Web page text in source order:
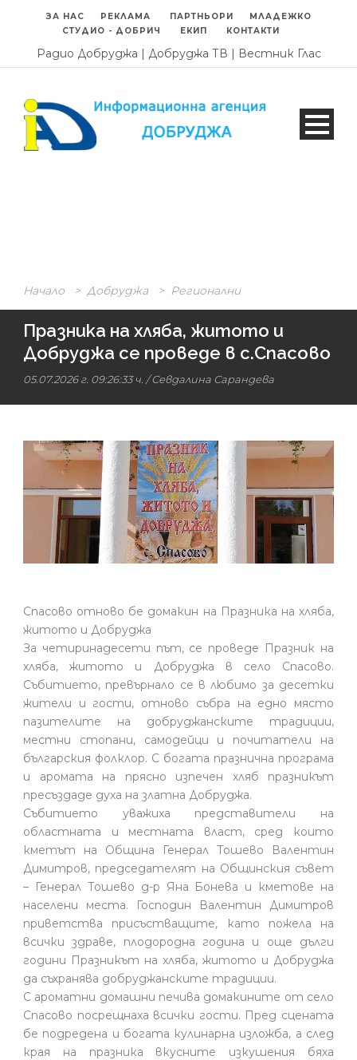
ЗА НАС РЕКЛАМА ПАРТНЬОРИ
МЛАДЕЖКО
СТУДИО - ДОБРИЧ
ЕКИП КОНТАКТИ
Радио Добруджа | Добруджа ТВ | Вестник Глас
Начало > Добруджа > Регионални
Празника на хляба, житото и
Добруджа се проведе в с.Спасово
05.07.2026 г. 09:26:33 ч. /Севдалина Сарандева
Спасово отново бе домакин на Празника на хляба,
житото и Добруджа
За четиринадесети път, се проведе Празник на
хляба, житото и Добруджа в село Спасово.
Събитието, превърнало се в любимо за десетки
жители и гости, отново събра на едно място
пазителите на добруджанските традиции,
местни стопани, самодейци и почитатели на
българския фолклор. С богата празнична програма
и аромата на прясно изпечен хляб празникът
пресъздаде духа на златна Добруджа.
Събитието уважиха представители на
областната и местната власт, сред които
кметът на Община Генерал Тошево Валентин
Димитров, председателят на Общинския съвет
– Генерал Тошево д-р Яна Бонева и кметове на
населени места. Господин Валентин Димитров
приветства присъстващите, като пожела на
всички здраве, плодородна година и още дълги
години Празникът на хляба, житото и Добруджа
да съхранява добруджанските традиции.
С ароматни домашни печива домакините от село
Спасово посрещнаха всички гости. Пред сцената
бе подредена и богата кулинарна изложба, а след
края на празника вкусните изкушения бяха